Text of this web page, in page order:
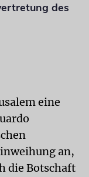
des
eine
an,
die Botschaft